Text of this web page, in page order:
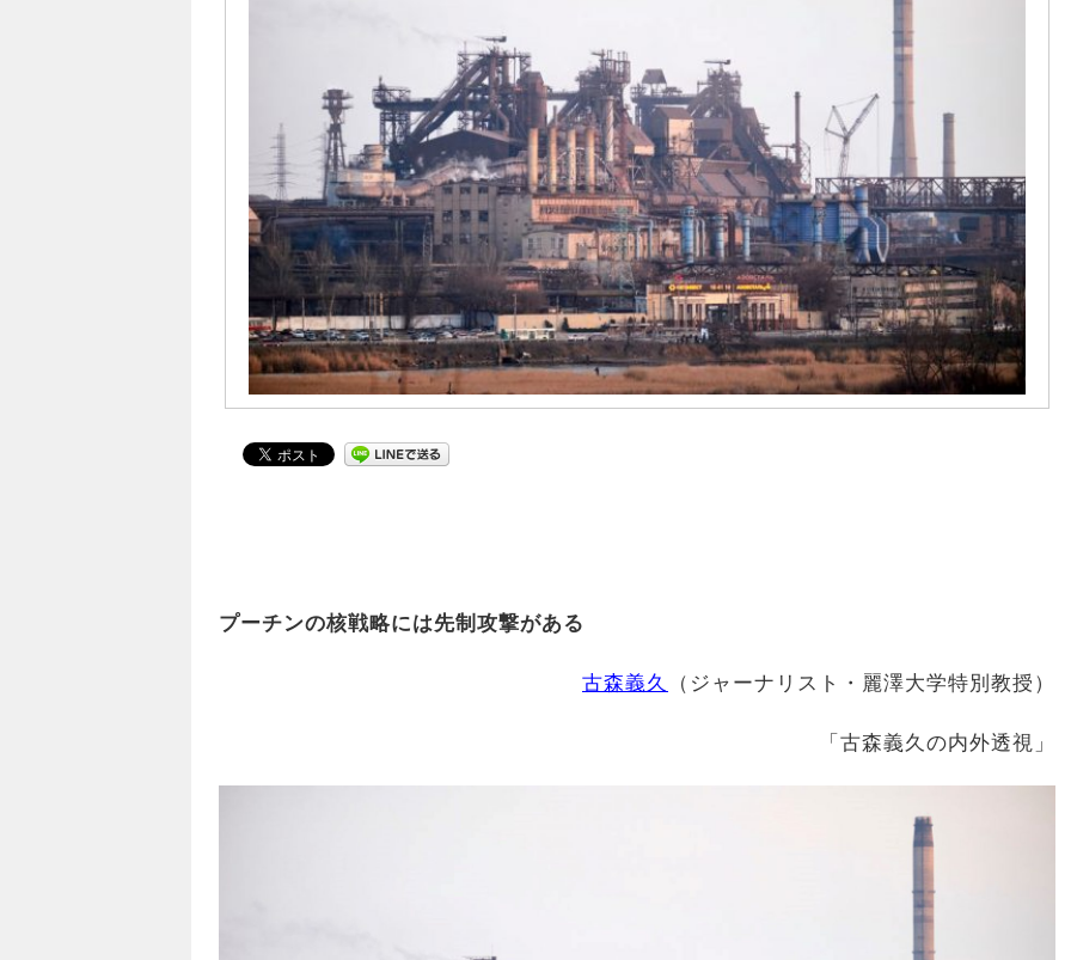
プーチンの核戦略には先制攻撃がある
古森義久 （ジャーナリスト・麗澤大学特別教授）
「古森義久の内外透視」